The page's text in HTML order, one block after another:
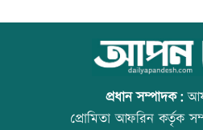
কাঁচা
বাড়তি
আজ বিশ্ব
প্রধান সম্পাদক:
প্রোমিতা আফরিন কর্তৃক